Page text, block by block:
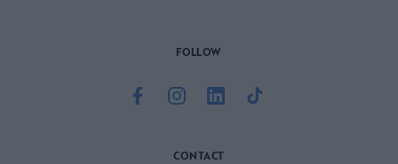
FOLLOW
CONTACT